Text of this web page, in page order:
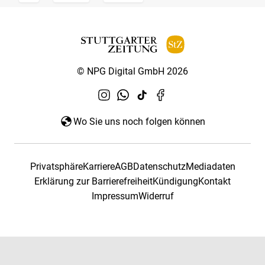
© NPG Digital GmbH 2026
Wo Sie uns noch folgen können
PrivatsphäreKarriereAGBDatenschutzMediadaten
Erklärung zur BarrierefreiheitKündigungKontakt
ImpressumWiderruf